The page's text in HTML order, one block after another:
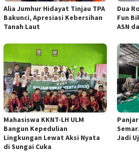
Alia Jumhur Hidayat Tinjau TPA
Bakunci, Apresiasi Kebersihan
Tanah Laut
Dua
Fun
ASN
Mahasiswa KKNT-LH ULM
Bangun Kepedulian
Lingkungan Lewat Aksi Nyata
di Sungai Cuka
Jadi